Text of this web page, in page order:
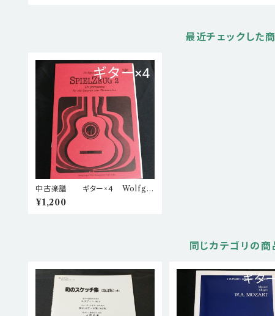
最近チェックした
中古楽譜 ギター×４ Wolfga
ng Gast Spielzeug 2 棚BAS
Ea3
¥1,200
同じカテゴリの商